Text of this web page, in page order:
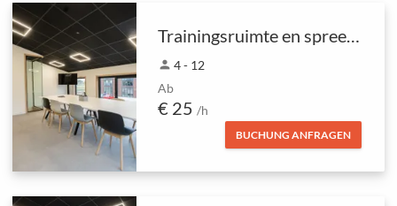
Trainingsruimte en spreekkamer boven (4-12 p)
person 4 - 12
Ab
€ 25 /h
BUCHUNG ANFRAGEN